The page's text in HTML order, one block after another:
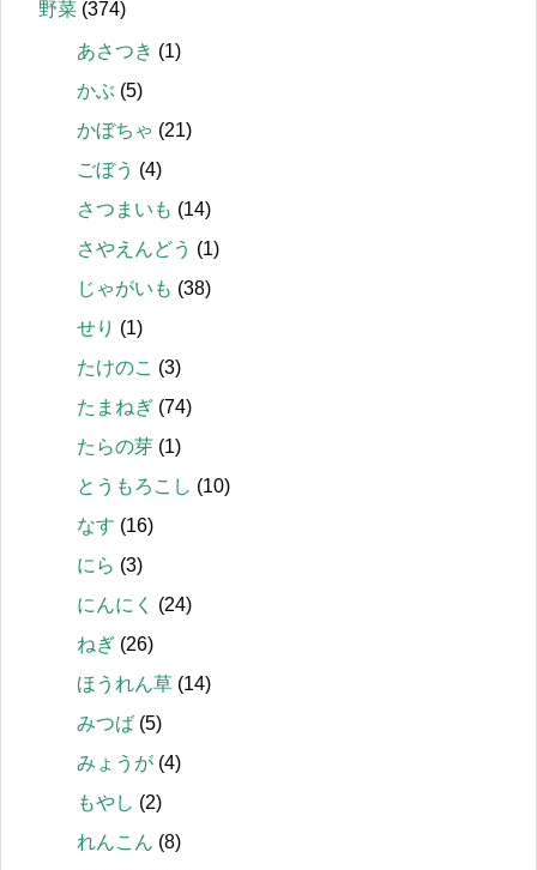
野菜 (374)
あさつき (1)
かぶ (5)
かぼちゃ (21)
ごぼう (4)
さつまいも (14)
さやえんどう (1)
じゃがいも (38)
せり (1)
たけのこ (3)
たまねぎ (74)
たらの芽 (1)
とうもろこし (10)
なす (16)
にら (3)
にんにく
(24)
ねぎ (26)
ほうれん草 (14)
みつば (5)
みょうが (4)
もやし (2)
れんこん (8)